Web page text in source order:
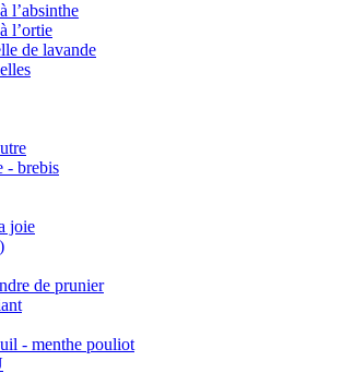
l’absinthe
l’ortie
de lavande
- brebis
joie
de prunier
- menthe pouliot